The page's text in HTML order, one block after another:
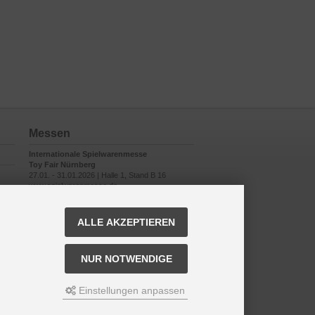
Messen
Internationale Spielwarenmesse
Toy Fair Nürnberg
27.01. - 31.01.2026 | Halle 1, Stand B 16
www.spielwarenmesse.de
ALLE AKZEPTIEREN
NUR NOTWENDIGE
Einstellungen anpassen